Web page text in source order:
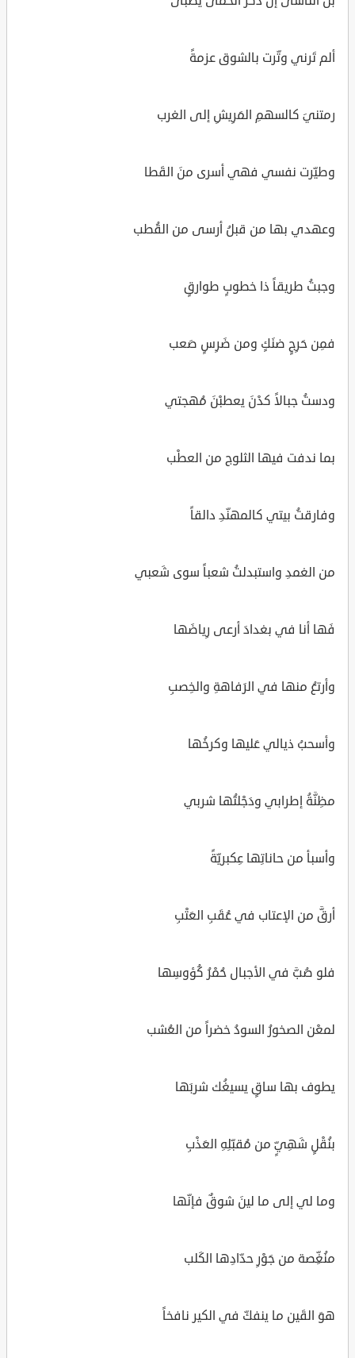
ألم تَرني وتّرت بالشوق عزمةً
رمتنيَ كالسهمِ المَرِيشِ إلى الغرب
وطيّرت نفسي فهي أسرى منَ القَطا
وعهدي بها من قبلُ أرسى من القُطب
وجبتُ طريقاً ذا خطوبٍ طوارقٍ
فمِن حَرِجٍ ضنَكٍ ومن ضَرِسٍ صَعب
ودستُ جبالاً كدْنَ يعطبْنَ مُهجتي
بما ندفت فيها الثلوج من العطْب
وفارقتُ بيتي كالمهنّدِ دالقاً
من الغمدِ واستبدلتُ شعباً سوى شَعبي
فَها أنا في بغدادَ أرعى رِياضَها
وأرتعُ منها في الرَفاهةِ والخِصبِ
وأسحبُ ذيالي عَليها وكرخُها
مظِنَّةُ إطرابي ودَجْلتُها شربي
وأسبأ من حاناتِها عِكبريّةً
أرقَّ من الإعتاب في عُقَبِ العَتْبِ
فلو صُبَّ في الأجبال حُمْرُ كُؤوسِها
لمعْن الصخورُ السودُ خضراً من العُشب
يطوف بها ساقٍ يسيغُك شربَها
بنُقْلٍ شَهِيٍّ من مُقبّلِهِ العَذْبِ
وما لي إلى ما لينَ شوقٌ فإنّها
منُغِّصة من جَوْرِ حدّادِها الكَلب
هوَ القَين ما ينفكّ في الكير نافخاً